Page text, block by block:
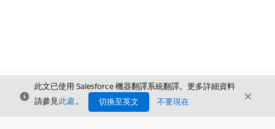
結束
此文已使用 Salesforce 機器翻譯系統翻譯。更多詳細資料
請參見此處。 切換至英文 不要現在 結束